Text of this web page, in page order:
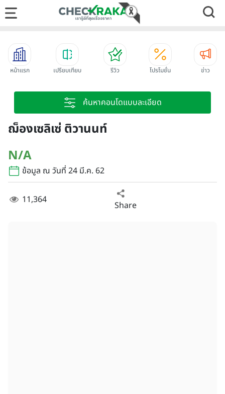
หน้าแรก เปรียบเทียบ รีวิว โปรโมชั่น ข่าว
ค้นหาคอนโดแบบละเอียด
ฌ็องเซลิเซ่ ติวานนท์
N/A
ข้อมูล ณ วันที่ 24 มี.ค. 62
11,364 Share